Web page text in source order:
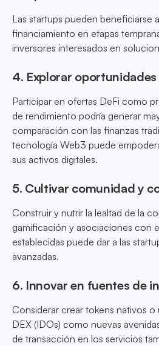
Las startups pueden beneficiarse
financiamiento en etapas
inversores interesados en
4. Explorar oportunidades
Participar en ofertas DeFi como
de rendimiento podría generar
comparación con las finanzas
tecnología Web3 puede
sus activos digitales.
5. Cultivar comunidad y
Construir y nutrir la lealtad de la
gamificación y asociaciones con
establecidas puede dar a las
avanzadas.
6. Innovar en fuentes de
Considerar crear tokens nativos o
DEX (IDOs) como nuevas
de transacción en los servicios